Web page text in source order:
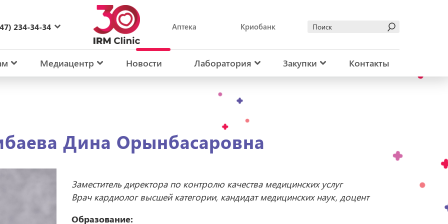
234-34-34
Аптека Криобанк
Медиацентр Новости Лаборатория Закупки Контакты
Дина Орынбасаровна
Заместитель директора по контролю качества медицинских услуг
Врач кардиолог высшей категории, кандидат медицинских наук, доцент
Образование: